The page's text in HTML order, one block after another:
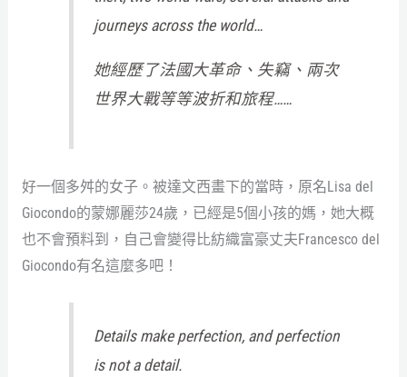
journeys across the world…
她經歷了法國大革命、失竊、兩次
世界大戰等等波折和旅程……
好一個多舛的女子。被達文西畫下的當時，原名Lisa del
Giocondo的蒙娜麗莎24歲，已經是5個小孩的媽，她大概
也不會預料到，自己會變得比紡織富豪丈夫Francesco del
Giocondo有名這麼多吧！
Details make perfection, and perfection
is not a detail.